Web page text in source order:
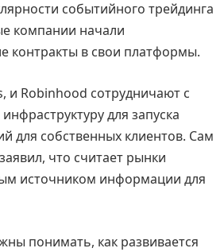
событийного трейдинга
компании начали
контракты в свои платформы.
и Robinhood сотрудничают с
для запуска
для собственных клиентов. Сам
что считает рынки
источником информации для
понимать, как развивается